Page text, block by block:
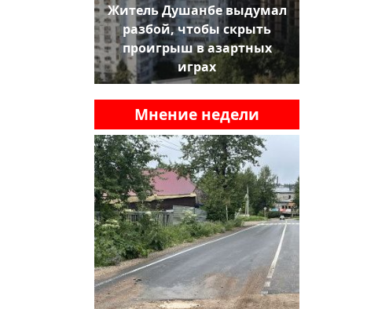
Житель Душанбе выдумал
разбой, чтобы скрыть
проигрыш в азартных
играх
Мнение недели